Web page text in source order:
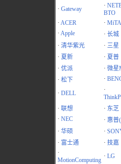
· Gateway ·
BTO
· ACER ·
· Apple · 长城
· 清华紫光 · 三星
· 夏新 · 夏普
· 优派 · 微星
· 松下 ·
· DELL
·
· 联想 · 东芝
· NEC · 惠普
· 华硕 ·
· 富士通 · 技嘉
·
MotionComputing
· LG